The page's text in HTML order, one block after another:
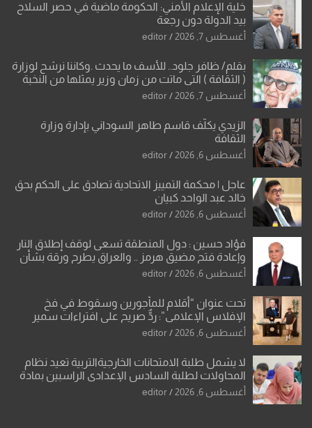
خلية الإعلام الأمني: الحكومة ماضية في حصر السلاح
بيد الدولة دون رجعة
أغسطس 7, 2026 editor
بقلم/ ظافر جلود.. للأسف ما يحدث .وكاننا نرشح لوزارة
( الثقافة ) التي ماتت من زمان وزير يمثلها من النخبة
والإرث العظيم للثقافة العراقية..
أغسطس 7, 2026 editor
الزيدي يكلّف قاسم طاهر السوداني بإدارة وزارة
الثقافة
أغسطس 6, 2026 editor
عاجل | محكمة التمييز الاتحادية تصادق على الحكم بحق
خالد عبد الواحد كبيان
أغسطس 6, 2026 editor
فؤاد حسين : دول المنطقة تسعى لوقف إطلاق النار
وإعادة فتح مضيق هرمز .. والعراق يطرح ورقة بشأن
تحولات القدس
أغسطس 6, 2026 editor
تحت عنوان “أقلام للمأجورين وسقوط في فخ
الإفلاس الإعلامي”: ردٌّ صريح على افتراءات سمير
الشكرجي
أغسطس 6, 2026 editor
لا يشمل طلبة الامتحانات الخارجيةالتربية تعيد نظام
المحاولات لطلبة السادس الإعدادي الراسبين بمادة
أو مادتين
أغسطس 6, 2026 editor